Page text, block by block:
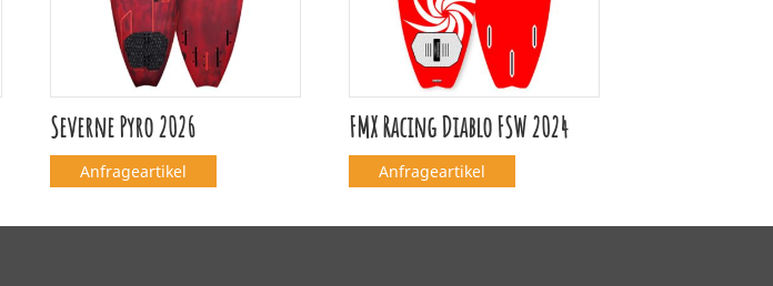
Severne Pyro 2026
Anfrageartikel
FMX Racing Diablo FSW 2024
Anfrageartikel